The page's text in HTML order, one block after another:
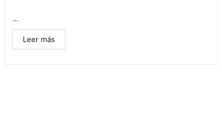
...
Leer más